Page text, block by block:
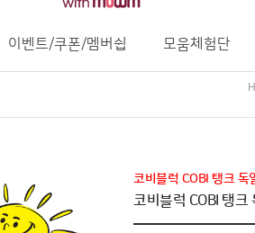
이벤트/쿠폰/멤버쉽 모움체험단
코비블럭 COBI 탱크
코비블럭 COBI 탱